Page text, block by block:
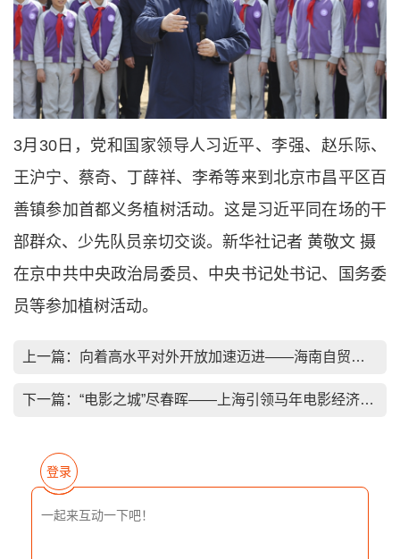
3月30日，党和国家领导人习近平、李强、赵乐际、
王沪宁、蔡奇、丁薛祥、李希等来到北京市昌平区百
善镇参加首都义务植树活动。这是习近平同在场的干
部群众、少先队员亲切交谈。新华社记者 黄敬文 摄
在京中共中央政治局委员、中央书记处书记、国务委
员等参加植树活动。
上一篇： 向着高水平对外开放加速迈进——海南自贸港封关百日观察
下一篇： “电影之城”尽春晖——上海引领马年电影经济新风尚
登录